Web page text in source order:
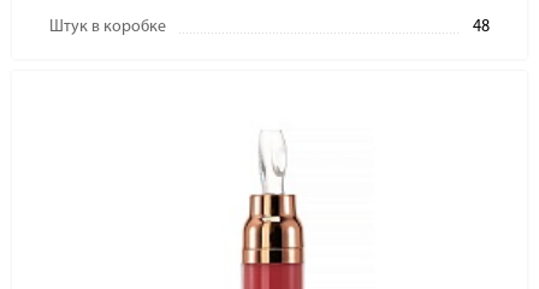
Штук в коробке 48